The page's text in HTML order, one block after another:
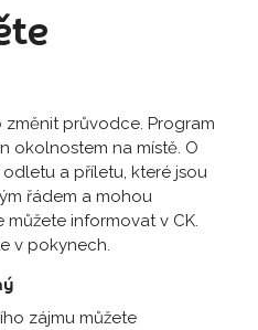
změnit průvodce. Program
okolnostem na místě. O
a příletu, které jsou
řádem a mohou
informovat v CK.
v pokynech.
zájmu můžete